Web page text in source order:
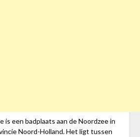
is een badplaats aan de Noordzee in
Noord-Holland. Het ligt tussen